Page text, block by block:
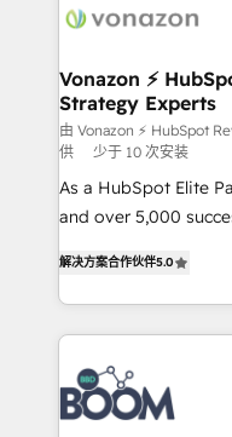
day one, our team
strategies that deliver
is to empower you to
—faster. Through
responsiveness, and
your team to adopt
and achieve a
Vonazon ⚡
Strategy Experts
由 Vonazon ⚡ HubSpot
供
少于 10 次安装
As a HubSpot Elite
and over 5,000
measurable,
enterprise-grade
builds scalable
revenue. ⚙️ HubSpot Integration & Optimization •
Seamless CRM,
Complex platform
解决方案合作伙伴5.0